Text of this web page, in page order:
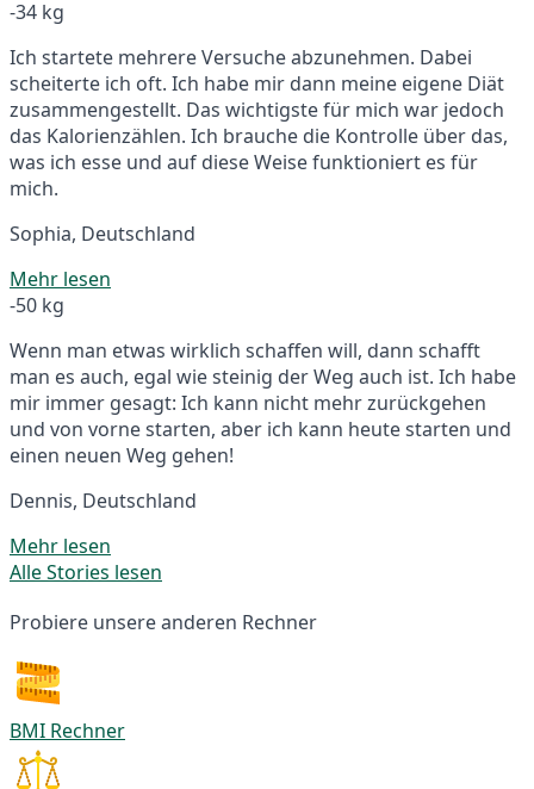
-34 kg
Ich startete mehrere Versuche abzunehmen. Dabei
scheiterte ich oft. Ich habe mir dann meine eigene Diät
zusammengestellt. Das wichtigste für mich war jedoch
das Kalorienzählen. Ich brauche die Kontrolle über das,
was ich esse und auf diese Weise funktioniert es für
mich.
Sophia, Deutschland
Mehr lesen
-50 kg
Wenn man etwas wirklich schaffen will, dann schafft
man es auch, egal wie steinig der Weg auch ist. Ich habe
mir immer gesagt: Ich kann nicht mehr zurückgehen
und von vorne starten, aber ich kann heute starten und
einen neuen Weg gehen!
Dennis, Deutschland
Mehr lesen
Alle Stories lesen
Probiere unsere anderen Rechner
BMI Rechner